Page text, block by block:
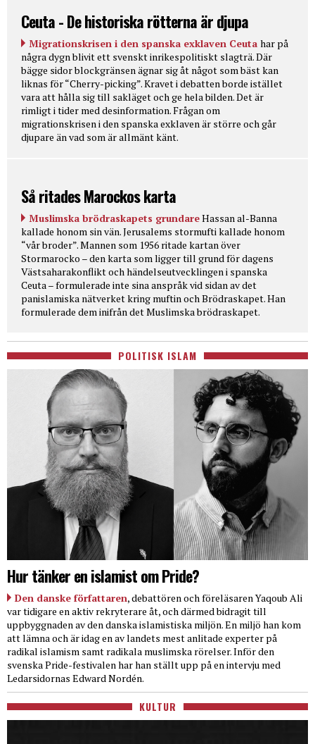
Ceuta - De historiska rötterna är djupa
Migrationskrisen i den spanska exklaven Ceuta har på
några dygn blivit ett svenskt inrikespolitiskt slagträ. Där
bägge sidor blockgränsen ägnar sig åt något som bäst kan
liknas för “Cherry-picking”. Kravet i debatten borde istället
vara att hålla sig till sakläget och ge hela bilden. Det är
rimligt i tider med desinformation. Frågan om
migrationskrisen i den spanska exklaven är större och går
djupare än vad som är allmänt känt.
Så ritades Marockos karta
Muslimska brödraskapets grundareHassan al-Banna
kallade honom sin vän. Jerusalems stormufti kallade honom
“vår broder”. Mannen som 1956 ritade kartan över
Stormarocko – den karta som ligger till grund för dagens
Västsaharakonflikt och händelseutvecklingen i spanska
Ceuta – formulerade inte sina anspråk vid sidan av det
panislamiska nätverket kring muftin och Brödraskapet. Han
formulerade dem inifrån det Muslimska brödraskapet.
POLITISK ISLAM
Hur tänker en islamist om Pride?
Den danske författaren, debattören och föreläsaren Yaqoub Ali
var tidigare en aktiv rekryterare åt, och därmed bidragit till
uppbyggnaden av den danska islamistiska miljön. En miljö han kom
att lämna och är idag en av landets mest anlitade experter på
radikal islamism samt radikala muslimska rörelser. Inför den
svenska Pride-festivalen har han ställt upp på en intervju med
Ledarsidornas Edward Nordén.
KULTUR